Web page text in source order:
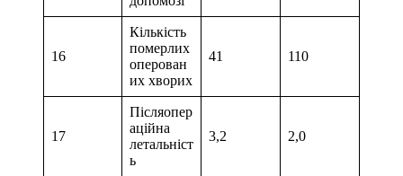
16
Кількість
померлих
оперован
их хворих
41 110
17
Післяопер
аційна
летальніст
ь
3,2 2,0